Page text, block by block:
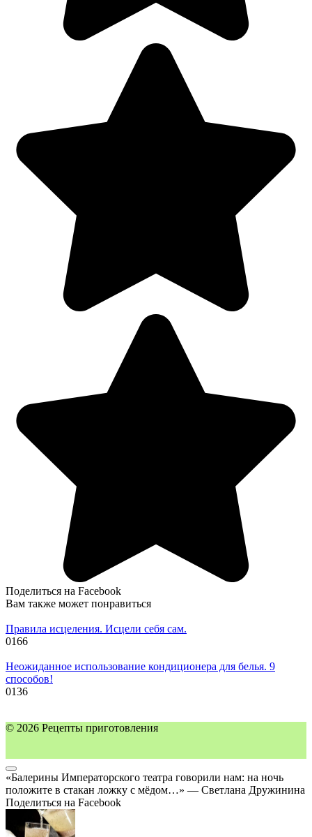
Поделиться на Facebook
Вам также может понравиться
Правила исцеления. Исцели себя сам.
0166
Неожиданное использование кондиционера для белья. 9
способов!
0136
© 2026 Рецепты приготовления
«Балерины Императорского театра говорили нам: на ночь
положите в стакан ложку с мёдом…» — Светлана Дружинина
Поделиться на Facebook